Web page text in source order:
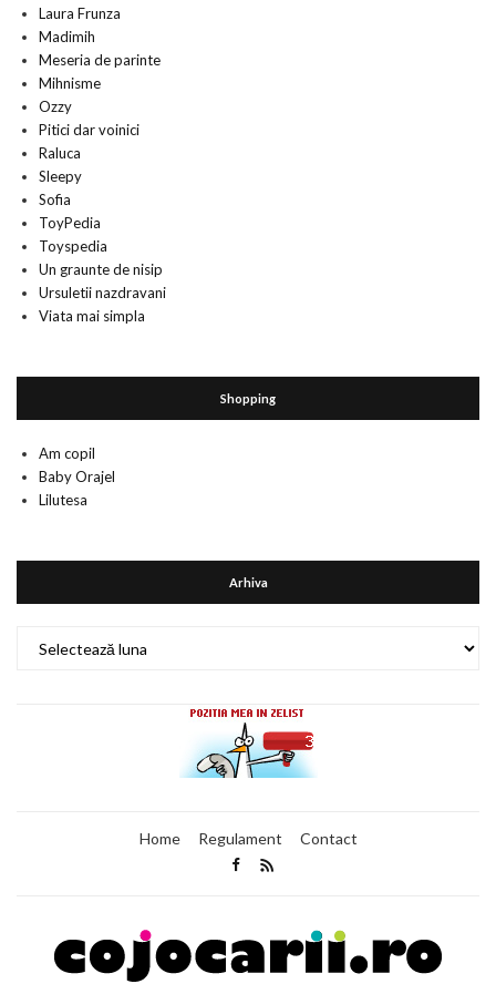
Laura Frunza
Madimih
Meseria de parinte
Mihnisme
Ozzy
Pitici dar voinici
Raluca
Sleepy
Sofia
ToyPedia
Toyspedia
Un graunte de nisip
Ursuletii nazdravani
Viata mai simpla
Shopping
Am copil
Baby Orajel
Lilutesa
Arhiva
Home Regulament Contact